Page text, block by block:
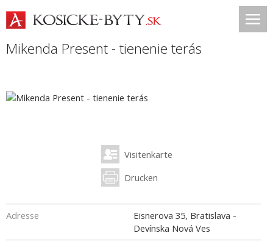
Mikenda Present - tienenie terás
Visitenkarte
Drucken
Adresse
Eisnerova 35, Bratislava -
Devínska Nová Ves